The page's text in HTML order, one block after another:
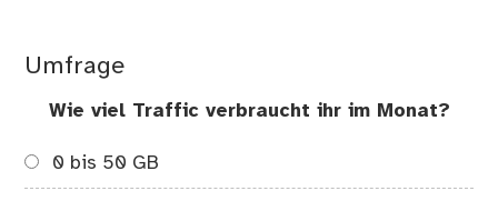
Umfrage
Wie viel Traffic verbraucht ihr im Monat?
0 bis 50 GB